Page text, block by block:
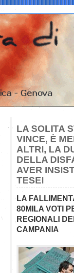
LA SOLITA
VINCE, È
ALTRI, LA
DELLA
AVER
TESEI
LA
80MILA VOTI
REGIONALI
CAMPANIA